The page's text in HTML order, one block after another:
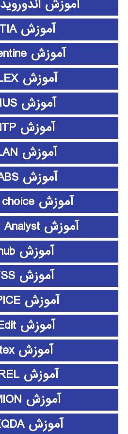
آموزش اندوروید android
آموزش CATIA
آموزش clementine
آموزش CPLEX
آموزش EDIUS
آموزش EMTP
آموزش ePLAN
آموزش ETABS
آموزش expert choice
آموزش Frontier Analyst
آموزش github
آموزش HFSS
آموزش HSPICE
آموزش L-Edit
آموزش Latex
آموزش LISREL
آموزش LUMION
آموزش MAXQDA